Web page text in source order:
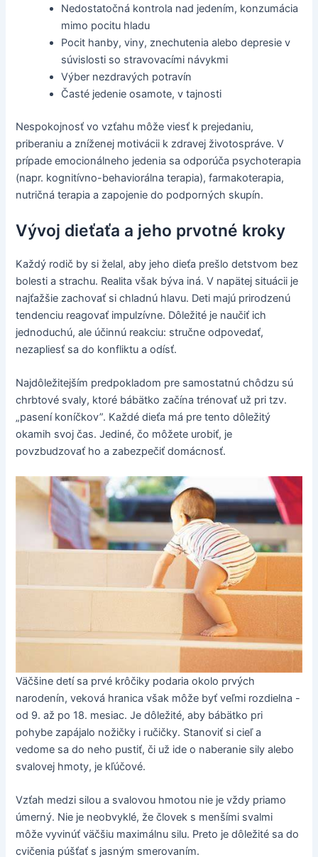
Nedostatočná kontrola nad jedením, konzumácia
mimo pocitu hladu
Pocit hanby, viny, znechutenia alebo depresie v
súvislosti so stravovacími návykmi
Výber nezdravých potravín
Časté jedenie osamote, v tajnosti
Nespokojnosť vo vzťahu môže viesť k prejedaniu,
priberaniu a zníženej motivácii k zdravej životospráve. V
prípade emocionálneho jedenia sa odporúča psychoterapia
(napr. kognitívno-behaviorálna terapia), farmakoterapia,
nutričná terapia a zapojenie do podporných skupín.
Vývoj dieťaťa a jeho prvotné kroky
Každý rodič by si želal, aby jeho dieťa prešlo detstvom bez
bolesti a strachu. Realita však býva iná. V napätej situácii je
najťažšie zachovať si chladnú hlavu. Deti majú prirodzenú
tendenciu reagovať impulzívne. Dôležité je naučiť ich
jednoduchú, ale účinnú reakciu: stručne odpovedať,
nezapliesť sa do konfliktu a odísť.
Najdôležitejším predpokladom pre samostatnú chôdzu sú
chrbtové svaly, ktoré bábätko začína trénovať už pri tzv.
„pasení koníčkov”. Každé dieťa má pre tento dôležitý
okamih svoj čas. Jediné, čo môžete urobiť, je
povzbudzovať ho a zabezpečiť domácnosť.
Väčšine detí sa prvé krôčiky podaria okolo prvých
narodenín, veková hranica však môže byť veľmi rozdielna -
od 9. až po 18. mesiac. Je dôležité, aby bábätko pri
pohybe zapájalo nožičky i ručičky. Stanoviť si cieľ a
vedome sa do neho pustiť, či už ide o naberanie sily alebo
svalovej hmoty, je kľúčové.
Vzťah medzi silou a svalovou hmotou nie je vždy priamo
úmerný. Nie je neobvyklé, že človek s menšími svalmi
môže vyvinúť väčšiu maximálnu silu. Preto je dôležité sa do
cvičenia púšťať s jasným smerovaním.